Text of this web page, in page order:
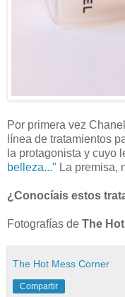
Por primera vez
línea de tratamientos
la protagonista y cuyo
belleza..." La premisa,
¿Conocíais estos
Fotografías de The
The Hot Mess Corner
Compartir